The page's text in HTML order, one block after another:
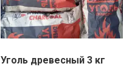
Уголь древесный 3 кг